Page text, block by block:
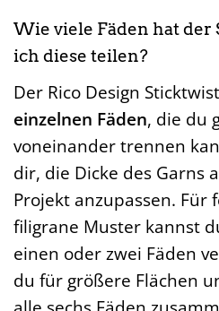
Wie viele Fäden hat
ich diese teilen?
Der Rico Design
einzelnen Fäden, die du
voneinander trennen
dir, die Dicke des Garns
Projekt anzupassen. Für
filigrane Muster kannst
einen oder zwei Fäden
du für größere Flächen